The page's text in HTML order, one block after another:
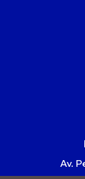
Av.